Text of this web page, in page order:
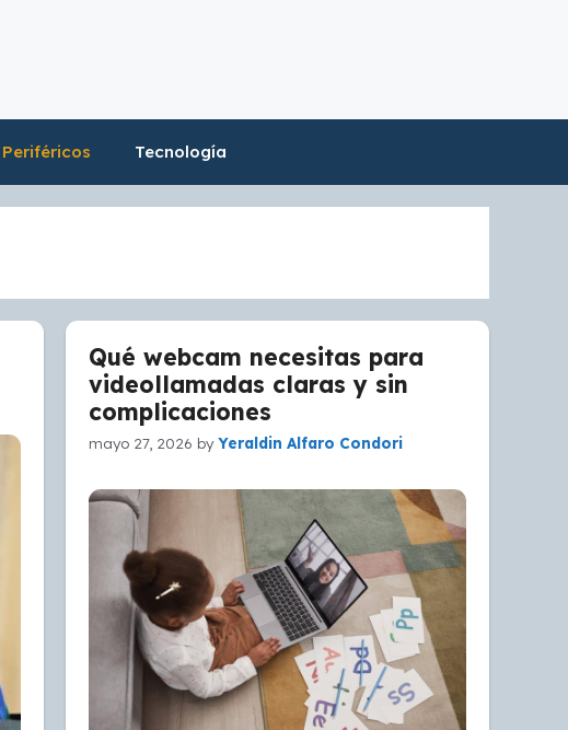
Periféricos Tecnología
Qué webcam necesitas para
videollamadas claras y sin
complicaciones
mayo 27, 2026 byYeraldin Alfaro Condori